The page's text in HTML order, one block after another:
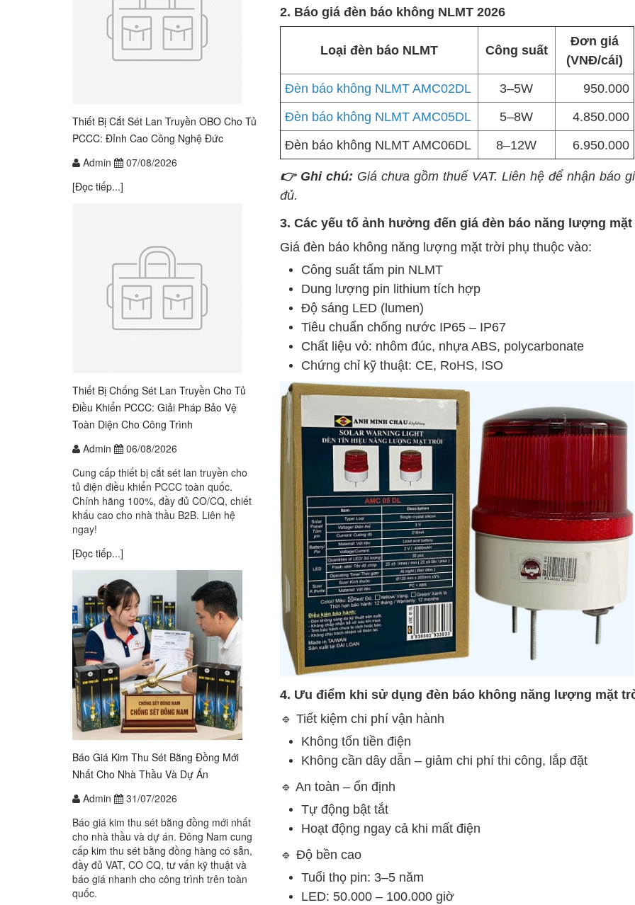
2. Báo giá đèn báo không NLMT 2026
Loại đèn báo NLMT Công suất
Đơn giá
(VNĐ/cái)
Đèn báo không NLMT AMC02DL
3–5W
950.000
Đèn báo không NLMT AMC05DL
5–8W
4.850.000
Đèn báo không NLMT AMC06DL
8–12W 6.950.000
👉 Ghi chú: Giá chưa gồm thuế VAT. Liên hệ để nhận báo
đủ.
3. Các yếu tố ảnh hưởng đến giá đèn báo năng lượng
Giá đèn báo không năng lượng mặt trời phụ thuộc vào:
Công suất tấm pin NLMT
Dung lượng pin lithium tích hợp
Độ sáng LED (lumen)
Tiêu chuẩn chống nước IP65 – IP67
Chất liệu vỏ: nhôm đúc, nhựa ABS, polycarbonate
Chứng chỉ kỹ thuật: CE, RoHS, ISO
4. Ưu điểm khi sử dụng đèn báo không năng lượng mặt
🔹 Tiết kiệm chi phí vận hành
Không tốn tiền điện
Không cần dây dẫn – giảm chi phí thi công, lắp đặt
🔹 An toàn – ổn định
Tự động bật tắt
Hoạt động ngay cả khi mất điện
🔹 Độ bền cao
Tuổi thọ pin: 3–5 năm
LED: 50.000 – 100.000 giờ
Thiết Bị Cắt Sét Lan Truyền OBO Cho Tủ
PCCC: Đỉnh Cao Công Nghệ Đức
Admin
07/08/2026
[Đọc tiếp...]
Thiết Bị Chống Sét Lan Truyền Cho Tủ
Điều Khiển PCCC: Giải Pháp Bảo Vệ
Toàn Diện Cho Công Trình
Admin
06/08/2026
Cung cấp thiết bị cắt sét lan truyền cho
tủ điện điều khiển PCCC toàn quốc.
Chính hãng 100%, đầy đủ CO/CQ, chiết
khấu cao cho nhà thầu B2B. Liên hệ
ngay!
[Đọc tiếp...]
Báo Giá Kim Thu Sét Bằng Đồng Mới
Nhất Cho Nhà Thầu Và Dự Án
Admin
31/07/2026
Báo giá kim thu sét bằng đồng mới nhất
cho nhà thầu và dự án. Đông Nam cung
cấp kim thu sét bằng đồng hàng có sẵn,
đầy đủ VAT, CO CQ, tư vấn kỹ thuật và
báo giá nhanh cho công trình trên toàn
quốc.